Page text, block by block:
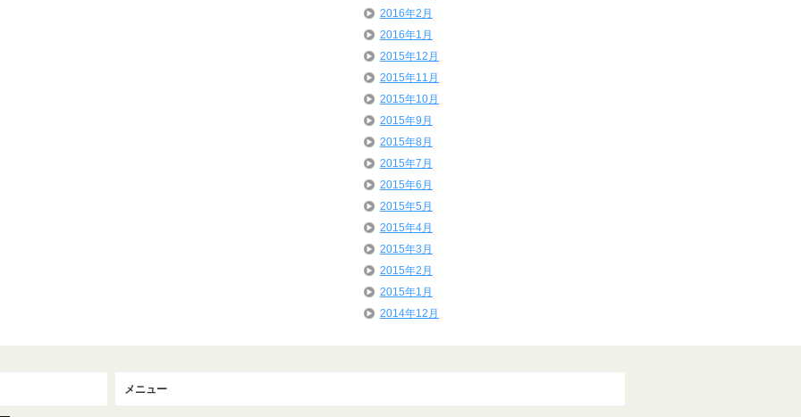
2016年2月
2016年1月
2015年12月
2015年11月
2015年10月
2015年9月
2015年8月
2015年7月
2015年6月
2015年5月
2015年4月
2015年3月
2015年2月
2015年1月
2014年12月
メニュー